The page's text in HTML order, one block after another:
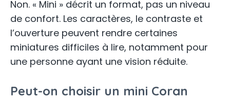
Non. « Mini » décrit un format, pas un niveau
de confort. Les caractères, le contraste et
l’ouverture peuvent rendre certaines
miniatures difficiles à lire, notamment pour
une personne ayant une vision réduite.
Peut-on choisir un mini Coran